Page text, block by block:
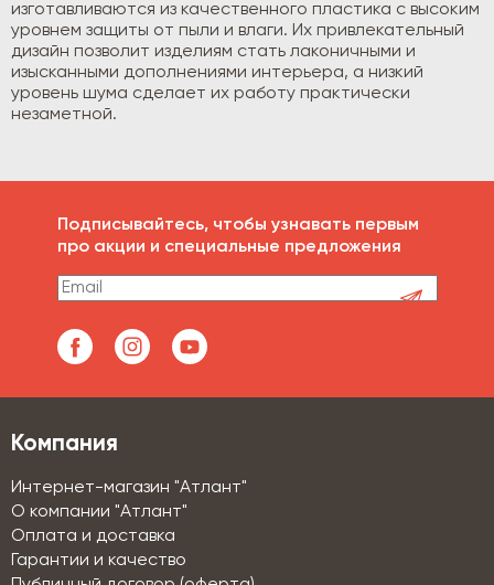
изготавливаются из качественного пластика с высоким
уровнем защиты от пыли и влаги. Их привлекательный
дизайн позволит изделиям стать лаконичными и
изысканными дополнениями интерьера, а низкий
уровень шума сделает их работу практически
незаметной.
Подписывайтесь, чтобы узнавать первым
про акции и специальные предложения
Компания
Интернет-магазин "Атлант"
О компании "Атлант"
Оплата и доставка
Гарантии и качество